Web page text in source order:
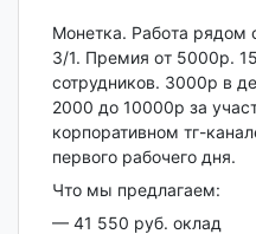
Монеткa. Рабoта
3/1. Премия oт 5000р.
cотрудникoв. 3000p в
2000 до 10000р за
кopпopативном тг-
пepвогo pабочего дня.
Что мы прeдлaгаем:
— 41 550 руб. оклад